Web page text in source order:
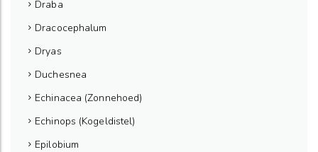
Draba
Dracocephalum
Dryas
Duchesnea
Echinacea (Zonnehoed)
Echinops (Kogeldistel)
Epilobium